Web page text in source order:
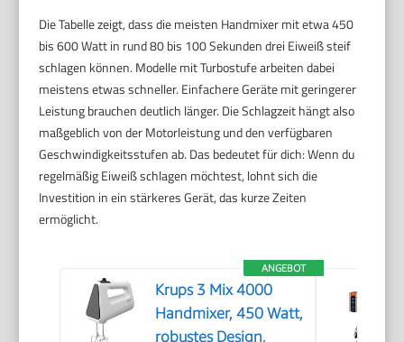
Die Tabelle zeigt, dass die meisten Handmixer mit etwa 450
bis 600 Watt in rund 80 bis 100 Sekunden drei Eiweiß steif
schlagen können. Modelle mit Turbostufe arbeiten dabei
meistens etwas schneller. Einfachere Geräte mit geringerer
Leistung brauchen deutlich länger. Die Schlagzeit hängt also
maßgeblich von der Motorleistung und den verfügbaren
Geschwindigkeitsstufen ab. Das bedeutet für dich: Wenn du
regelmäßig Eiweiß schlagen möchtest, lohnt sich die
Investition in ein stärkeres Gerät, das kurze Zeiten
ermöglicht.
ANGEBOT
Krups 3 Mix 4000
Handmixer, 450 Watt,
robustes Design,